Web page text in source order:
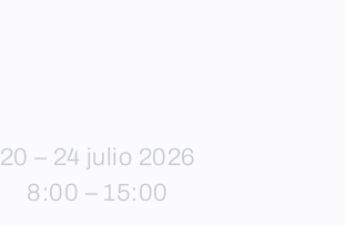
20 – 24 julio 2026
8:00 – 15:00